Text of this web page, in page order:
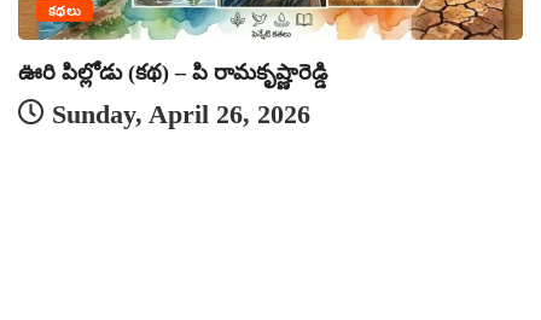
కథలు
ఊరి పిల్లోడు (కథ) – పి రామకృష్ణారెడ్డి
Sunday, April 26, 2026